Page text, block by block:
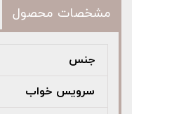
مشخصات محصول
جنس
سرویس خواب